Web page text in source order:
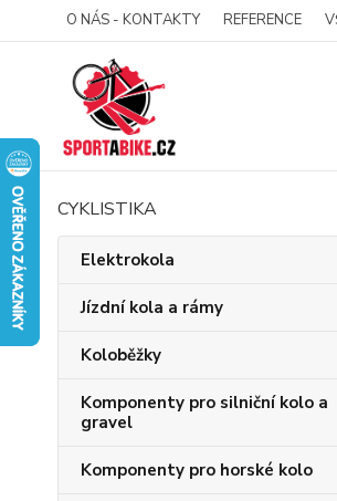
O NÁS - KONTAKTY REFERENCE
CYKLISTIKA
Elektrokola
Jízdní kola a rámy
Koloběžky
Komponenty pro silniční kolo a
gravel
Komponenty pro horské kolo